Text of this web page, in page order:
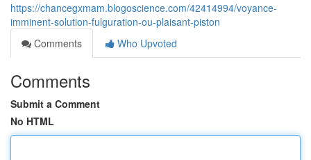
https://chancegxmam.blogoscience.com/42414994/voyance-
imminent-solution-fulguration-ou-plaisant-piston
Comments
Who Upvoted
Comments
Submit a Comment
No HTML